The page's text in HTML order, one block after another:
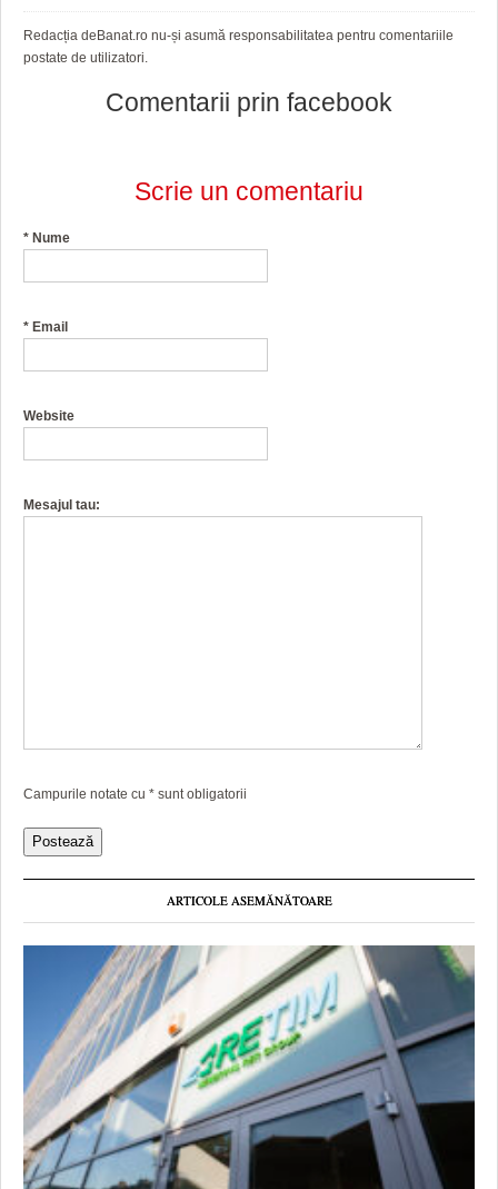
Redacția deBanat.ro nu-și asumă responsabilitatea pentru comentariile
postate de utilizatori.
Comentarii prin facebook
Scrie un comentariu
* Nume
* Email
Website
Mesajul tau:
Campurile notate cu * sunt obligatorii
ARTICOLE ASEMĂNĂTOARE